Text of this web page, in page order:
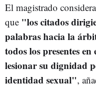
El magistrado
que "los citados
palabras hacia la
todos los presentes
lesionar su dignidad
identidad sexual",